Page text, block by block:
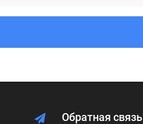
Обратная связь